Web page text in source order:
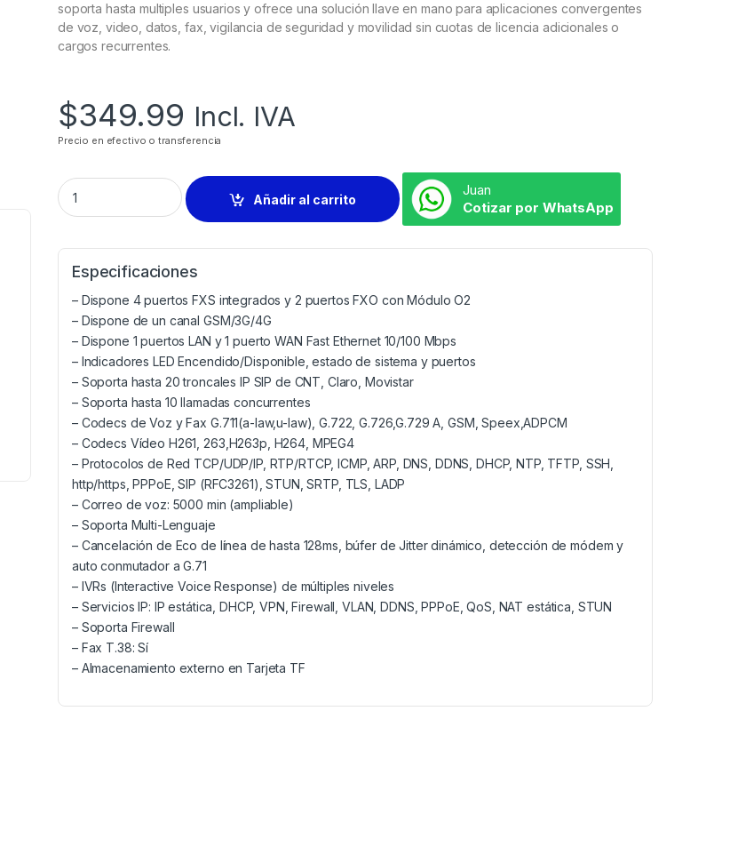
soporta hasta multiples usuarios y ofrece una solución llave en mano para aplicaciones convergentes
de voz, video, datos, fax, vigilancia de seguridad y movilidad sin cuotas de licencia adicionales o
cargos recurrentes.
$349.99 Incl. IVA
Precio en efectivo o transferencia
Añadir al carrito
Juan
Cotizar por WhatsApp
Especificaciones
– Dispone 4 puertos FXS integrados y 2 puertos FXO con Módulo O2
– Dispone de un canal GSM/3G/4G
– Dispone 1 puertos LAN y 1 puerto WAN Fast Ethernet 10/100 Mbps
– Indicadores LED Encendido/Disponible, estado de sistema y puertos
– Soporta hasta 20 troncales IP SIP de CNT, Claro, Movistar
– Soporta hasta 10 llamadas concurrentes
– Codecs de Voz y Fax G.711(a-law,u-law), G.722, G.726,G.729 A, GSM, Speex,ADPCM
– Codecs Vídeo H261, 263,H263p, H264, MPEG4
– Protocolos de Red TCP/UDP/IP, RTP/RTCP, ICMP, ARP, DNS, DDNS, DHCP, NTP, TFTP, SSH,
http/https, PPPoE, SIP (RFC3261), STUN, SRTP, TLS, LADP
– Correo de voz: 5000 min (ampliable)
– Soporta Multi-Lenguaje
– Cancelación de Eco de línea de hasta 128ms, búfer de Jitter dinámico, detección de módem y
auto conmutador a G.71
– IVRs (Interactive Voice Response) de múltiples niveles
– Servicios IP: IP estática, DHCP, VPN, Firewall, VLAN, DDNS, PPPoE, QoS, NAT estática, STUN
– Soporta Firewall
– Fax T.38: Sí
– Almacenamiento externo en Tarjeta TF